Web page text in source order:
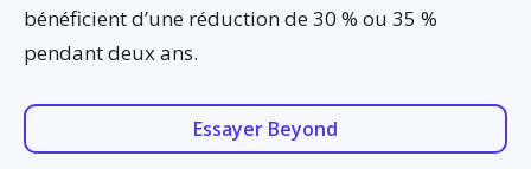
bénéficient d’une réduction de 30 % ou 35 %
pendant deux ans.
Essayer Beyond